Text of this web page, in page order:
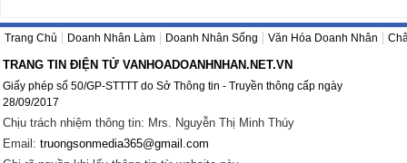
Trang Chủ Doanh Nhân Làm Doanh Nhân Sống Văn Hóa Doanh Nhân
TRANG TIN ĐIỆN TỬ VANHOADOANHNHAN.NET.VN
Giấy phép số 50/GP-STTTT do Sở Thông tin - Truyền thông cấp ngày
28/09/2017
Chịu trách nhiệm thông tin: Mrs. Nguyễn Thị Minh Thúy
Email: truongsonmedia365@gmail.com